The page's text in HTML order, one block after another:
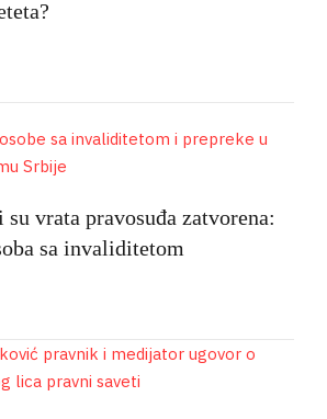
vrata pravosuđa zatvorena:
sa invaliditetom